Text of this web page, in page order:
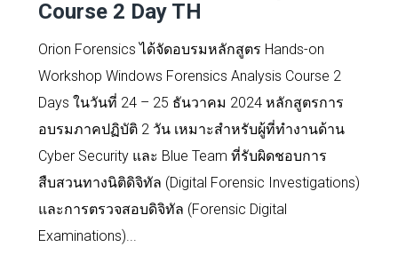
Course 2 Day TH
Orion Forensics ได้จัดอบรมหลักสูตร Hands-on
Workshop Windows Forensics Analysis Course 2
Days ในวันที่ 24 – 25 ธันวาคม 2024 หลักสูตรการ
อบรมภาคปฏิบัติ 2 วัน เหมาะสำหรับผู้ที่ทำงานด้าน
Cyber Security และ Blue Team ที่รับผิดชอบการ
สืบสวนทางนิติดิจิทัล (Digital Forensic Investigations)
และการตรวจสอบดิจิทัล (Forensic Digital
Examinations)...